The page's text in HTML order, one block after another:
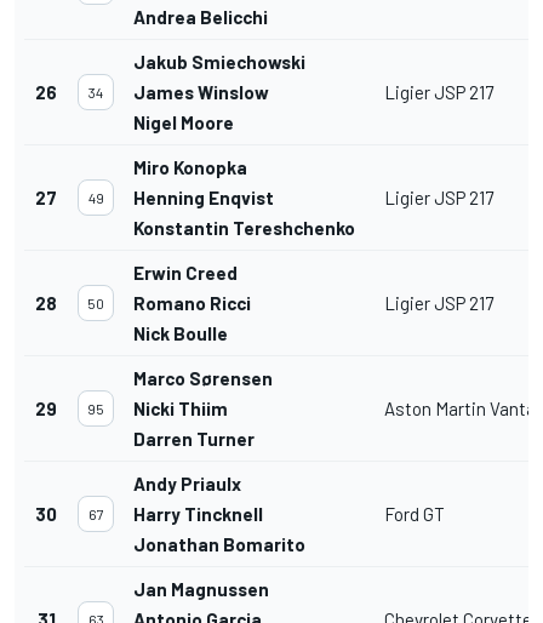
Andrea Belicchi
26 34
Jakub Smiechowski
James Winslow
Nigel Moore
Ligier JSP 217
27 49
Miro Konopka
Henning Enqvist
Konstantin Tereshchenko
Ligier JSP 217
28 50
Erwin Creed
Romano Ricci
Nick Boulle
Ligier JSP 217
29 95
Marco Sørensen
Nicki Thiim
Darren Turner
Aston Martin
30 67
Andy Priaulx
Harry Tincknell
Jonathan Bomarito
Ford GT
63
Jan Magnussen